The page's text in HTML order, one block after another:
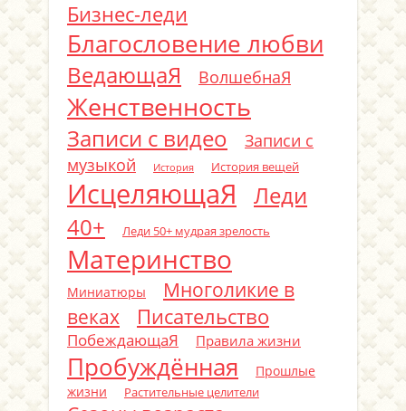
Бизнес-леди
Благословение любви
ВедающаЯ ВолшебнаЯ
Женственность
Записи с видео
Записи с
музыкой
История История вещей
ИсцеляющаЯ
Леди
40+
Леди 50+ мудрая зрелость
Материнство
Миниатюры
Многоликие в
веках
Писательство
ПобеждающаЯ Правила жизни
Пробуждённая
Прошлые
жизни
Растительные целители